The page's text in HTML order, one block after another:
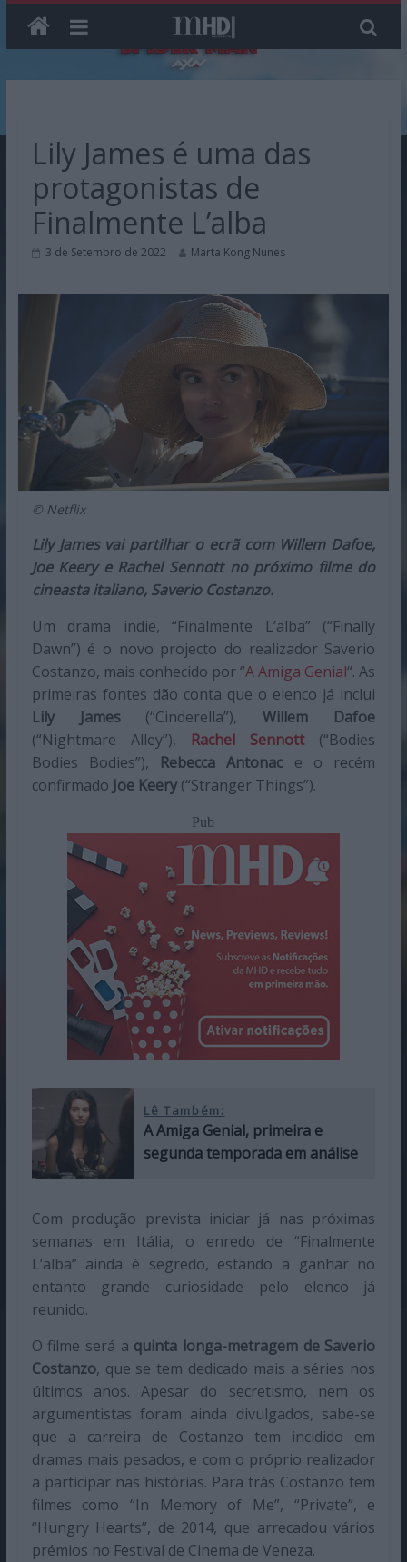
contentLily James é uma das
protagonistas de
Finalmente L’alba
3 de Setembro de 2022 Marta Kong Nunes
© Netflix
Lily James vai partilhar o ecrã com Willem Dafoe,
Joe Keery e Rachel Sennott no próximo filme do
cineasta italiano, Saverio Costanzo.
Um drama indie, “Finalmente L’alba” (“Finally
Dawn”) é o novo projecto do realizador Saverio
Costanzo, mais conhecido por “A Amiga Genial“. As
primeiras fontes dão conta que o elenco já inclui
Lily James(“Cinderella”),Willem Dafoe
(“Nightmare Alley”), Rachel Sennott (“Bodies
Bodies Bodies”), Rebecca Antonac e o recém
confirmado Joe Keery(“Stranger Things”).
Pub
Lê Também:
A Amiga Genial, primeira e
segunda temporada em análise
Com produção prevista iniciar já nas próximas
semanas em Itália, o enredo de “Finalmente
L’alba” ainda é segredo, estando a ganhar no
entanto grande curiosidade pelo elenco já
reunido.
O filme será a quinta longa-metragem de Saverio
Costanzo, que se tem dedicado mais a séries nos
últimos anos. Apesar do secretismo, nem os
argumentistas foram ainda divulgados, sabe-se
que a carreira de Costanzo tem incidido em
dramas mais pesados, e com o próprio realizador
a participar nas histórias. Para trás Costanzo tem
filmes como “In Memory of Me”, “Private”, e
“Hungry Hearts”, de 2014, que arrecadou vários
prémios no Festival de Cinema de Veneza.